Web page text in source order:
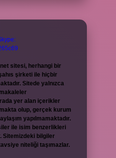
sitesi, herhangi bir
şirketi ile hiçbir
Sitede yalnızca
makaleler
yer alan içerikler
olup, gerçek kurum
yapılmamaktadır.
ile isim benzerlikleri
Sitemizdeki bilgiler
niteliği taşımazlar.